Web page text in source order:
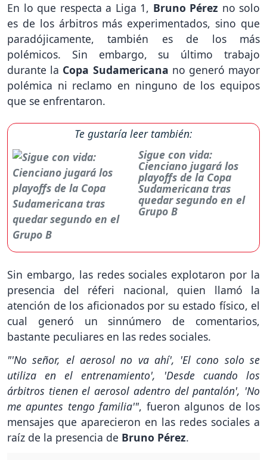
En lo que respecta a Liga 1, Bruno Pérez no solo
es de los árbitros más experimentados, sino que
paradójicamente, también es de los más
polémicos. Sin embargo, su último trabajo
durante la Copa Sudamericana no generó mayor
polémica ni reclamo en ninguno de los equipos
que se enfrentaron.
Te gustaría leer también:
Sigue con vida:
Cienciano jugará los
playoffs de la Copa
Sudamericana tras
quedar segundo en el
Grupo B
Sin embargo, las redes sociales explotaron por la
presencia del réferi nacional, quien llamó la
atención de los aficionados por su estado físico, el
cual generó un sinnúmero de comentarios,
bastante peculiares en las redes sociales.
"'No señor, el aerosol no va ahí', 'El cono solo se
utiliza en el entrenamiento', 'Desde cuando los
árbitros tienen el aerosol adentro del pantalón', 'No
me apuntes tengo familia'", fueron algunos de los
mensajes que aparecieron en las redes sociales a
raíz de la presencia de Bruno Pérez.